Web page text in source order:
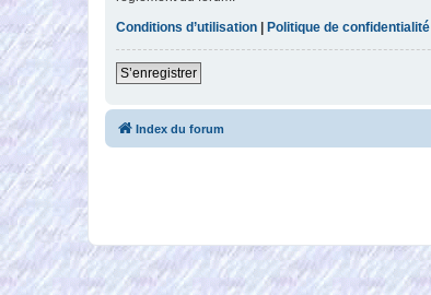
Conditions d’utilisation | Politique de confidentialité
S’enregistrer
Index du forum